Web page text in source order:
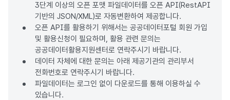
3단계 이상의 오픈 포맷 파일데이터를 오픈 API(RestAPI
기반의 JSON/XML)로 자동변환하여 제공합니다.
오픈 API를 활용하기 위해서는 공공데이터포털 회원 가입
및 활용신청이 필요하며, 활용 관련 문의는
공공데이터활용지원센터로 연락주시기 바랍니다.
데이터 자체에 대한 문의는 아래 제공기관의 관리부서
전화번호로 연락주시기 바랍니다.
파일데이터는 로그인 없이 다운로드를 통해 이용하실 수
있습니다.